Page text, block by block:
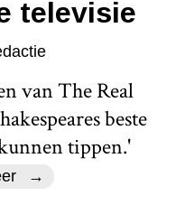
televisie
van The Real
beste
tippen.'